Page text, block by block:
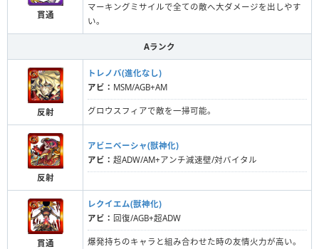
貫通
マーキングミサイルで全ての敵へ大ダメージを出しやす
い。
Aランク
反射
トレノバ(進化なし)
アビ： MSM/AGB+AM
グロウスフィアで敵を一掃可能。
反射
アビニベーシャ(獣神化)
アビ： 超ADW/AM+アンチ減速壁/対バイタル
貫通
レクイエム(獣神化)
アビ： 回復/AGB+超ADW
爆発持ちのキャラと組み合わせた時の友情火力が高い。